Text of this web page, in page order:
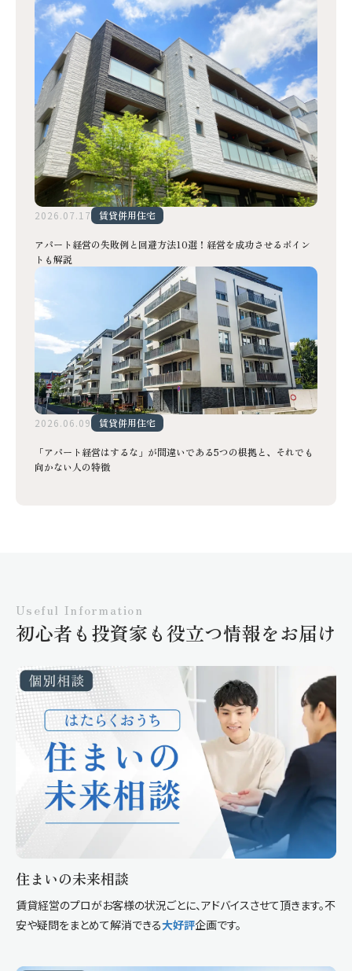
2026.07.17 賃貸併用住宅
アパート経営の失敗例と回避方法10選！経営を成功させるポイン
トも解説
2026.06.09 賃貸併用住宅
「アパート経営はするな」が間違いである5つの根拠と、それでも
向かない人の特徴
初心者も投資家も役立つ情報をお届け
Useful Information
住まいの未来相談
賃貸経営のプロがお客様の状況ごとに、アドバイスさせて頂きます。不
安や疑問をまとめて解消できる大好評企画です。